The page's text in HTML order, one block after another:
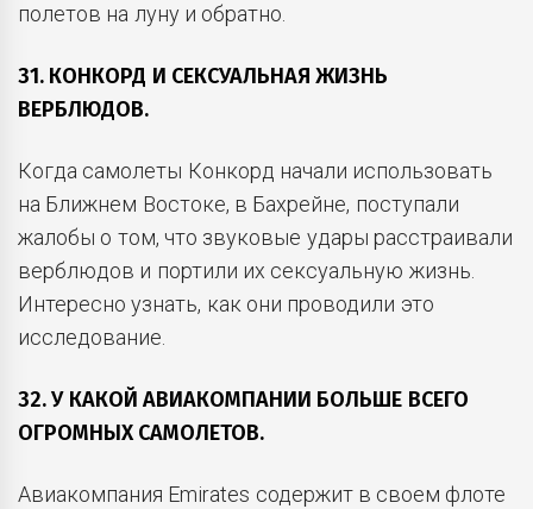
полетов на луну и обратно.
31. КОНКОРД И СЕКСУАЛЬНАЯ ЖИЗНЬ
ВЕРБЛЮДОВ.
Когда самолеты Конкорд начали использовать
на Ближнем Востоке, в Бахрейне, поступали
жалобы о том, что звуковые удары расстраивали
верблюдов и портили их сексуальную жизнь.
Интересно узнать, как они проводили это
исследование.
32. У КАКОЙ АВИАКОМПАНИИ БОЛЬШЕ ВСЕГО
ОГРОМНЫХ САМОЛЕТОВ.
Авиакомпания Emirates содержит в своем флоте